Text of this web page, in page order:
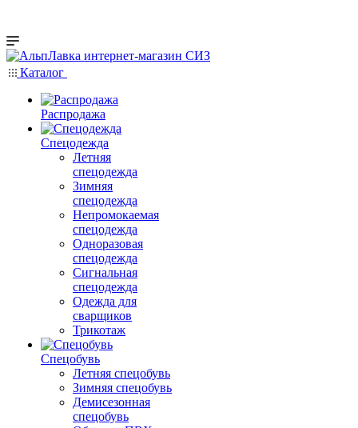
Каталог
Распродажа
Спецодежда
Летняя
спецодежда
Зимняя
спецодежда
Непромокаемая
спецодежда
Одноразовая
спецодежда
Сигнальная
спецодежда
Одежда для
сварщиков
Трикотаж
Спецобувь
Летняя спецобувь
Зимняя спецобувь
Демисезонная
спецобувь